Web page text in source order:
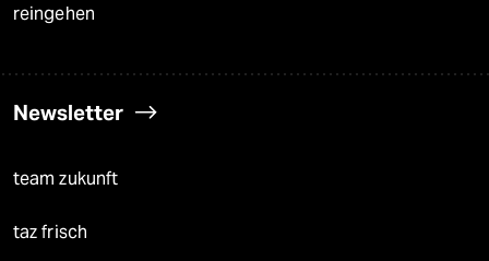
reingehen
Newsletter
team zukunft
taz frisch